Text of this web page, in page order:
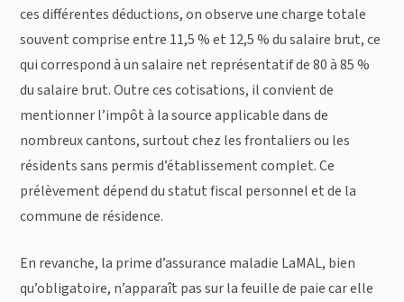
ces différentes déductions, on observe une charge totale
souvent comprise entre 11,5 % et 12,5 % du salaire brut, ce
qui correspond à un salaire net représentatif de 80 à 85 %
du salaire brut. Outre ces cotisations, il convient de
mentionner l’impôt à la source applicable dans de
nombreux cantons, surtout chez les frontaliers ou les
résidents sans permis d’établissement complet. Ce
prélèvement dépend du statut fiscal personnel et de la
commune de résidence.
En revanche, la prime d’assurance maladie LaMAL, bien
qu’obligatoire, n’apparaît pas sur la feuille de paie car elle